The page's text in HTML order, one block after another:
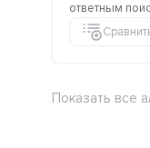
ответным
Показать все